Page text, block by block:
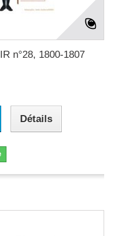
n°28, 1800-1807
Détails